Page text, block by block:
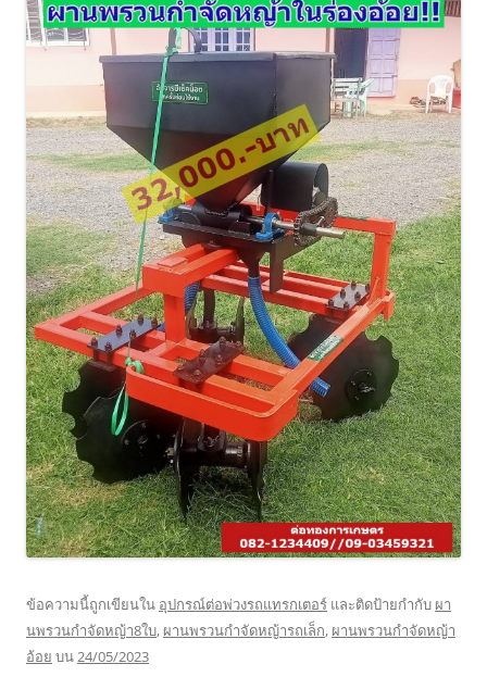
ข้อความนี้ถูกเขียนใน อุปกรณ์ต่อพ่วงรถแทรกเตอร์ และติดป้ายกำกับ ผา
นพรวนกำจัดหญ้า8ใบ, ผานพรวนกำจัดหญ้ารถเล็ก, ผานพรวนกำจัดหญ้า
อ้อย บน24/05/2023